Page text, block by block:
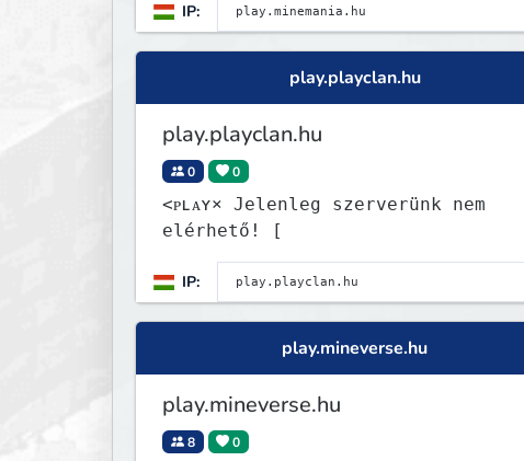
IP:
play.playclan.hu
play.playclan.hu
0 0
<ᴘʟᴀʏ× Jelenleg szerverünk nem
elérhető! [
IP:
play.mineverse.hu
play.mineverse.hu
8 0